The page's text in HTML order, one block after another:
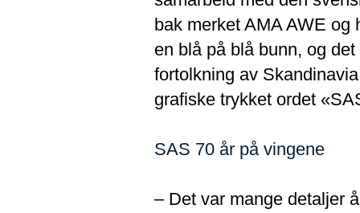
bak merket AMA AWE
en blå på blå bunn, og
fortolkning av
grafiske trykket ordet
SAS 70 år på vingene
– Det var mange detaljer